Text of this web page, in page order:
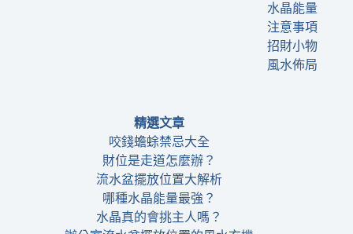
水晶能量
注意事項
招財小物
風水佈局
精選文章
咬錢蟾蜍禁忌大全
財位是走道怎麼辦？
流水盆擺放位置大解析
哪種水晶能量最強？
水晶真的會挑主人嗎？